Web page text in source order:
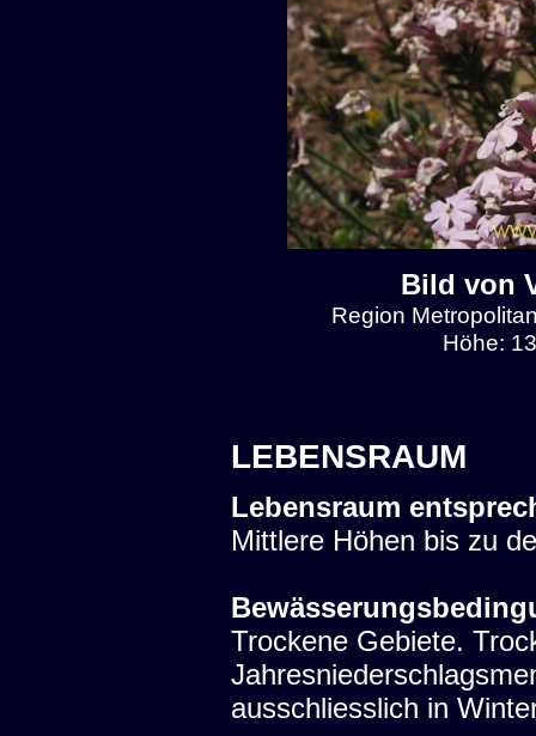
Bild von
Region
Höhe:
LEBENSRAUM
Lebensraum
Mittlere Höhen bis zu
Trockene Gebiete.
ausschliesslich in